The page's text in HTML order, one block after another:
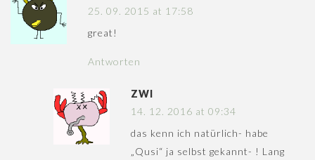
25. 09. 2015 at 17:58
great!
Antworten
ZWI
14. 12. 2016 at 09:34
das kenn ich natürlich- habe
„Qusi“ ja selbst gekannt- ! Lang